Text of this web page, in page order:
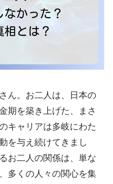
ん。お二人は、日本の
期を築き上げた、まさ
キャリアは多岐にわた
を与え続けてきまし
お二人の関係は、単な
多くの人々の関心を集